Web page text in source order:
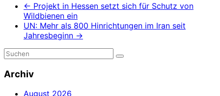
← Projekt in Hessen setzt sich für Schutz von
Wildbienen ein
UN: Mehr als 800 Hinrichtungen im Iran seit
Jahresbeginn →
Archiv
August 2026